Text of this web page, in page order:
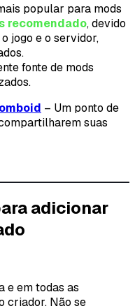
popular para mods
recomendado, devido
jogo e o servidor,
fonte de mods
– Um ponto de
suas
adicionar
e em todas as
criador. Não se